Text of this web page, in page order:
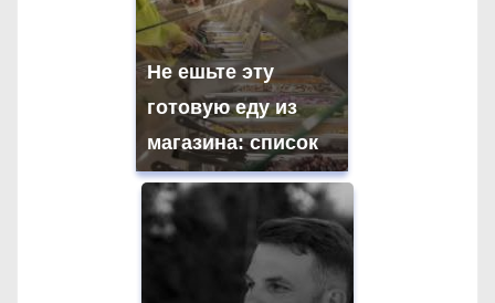
Не ешьте эту
готовую еду из
магазина: список